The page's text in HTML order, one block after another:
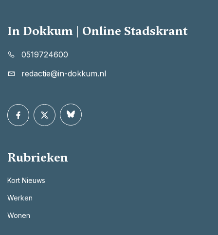
In Dokkum | Online Stadskrant
0519724600
redactie@in-dokkum.nl
Rubrieken
Kort Nieuws
Werken
Wonen